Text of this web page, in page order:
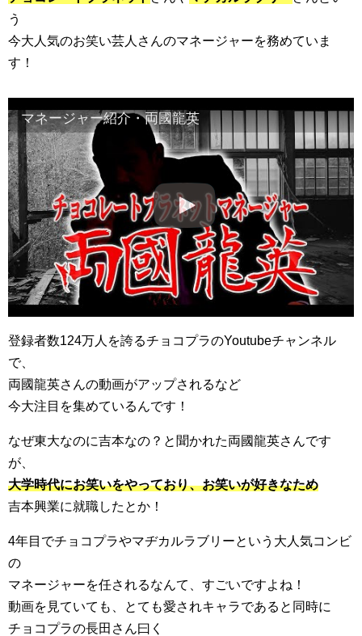
う
今大人気のお笑い芸人さんのマネージャーを務めていま
す！
マネージャー紹介・両國龍英
登録者数124万人を誇るチョコプラのYoutubeチャンネル
で、
両國龍英さんの動画がアップされるなど
今大注目を集めているんです！
なぜ東大なのに吉本なの？と聞かれた両國龍英さんです
が、
大学時代にお笑いをやっており、お笑いが好きなため
吉本興業に就職したとか！
4年目でチョコプラやマヂカルラブリーという大人気コンビ
の
マネージャーを任されるなんて、すごいですよね！
動画を見ていても、とても愛されキャラであると同時に
チョコプラの長田さん曰く